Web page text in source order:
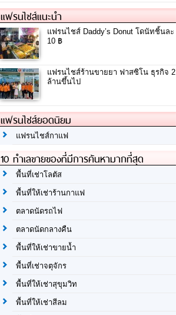
แฟรนไชส์แนะนำ
แฟรนไชส์ Daddy’s Donut โดนัทชิ้นละ
10 ฿
แฟรนไชส์ร้านขายยา ฟาสซิโน ธุรกิจ 2
ล้านขึ้นไป
แฟรนไชส์ยอดนิยม
แฟรนไชส์กาแฟ
10 ทำเลขายของที่มีการค้นหามากที่สุด
พื้นที่เช่าโลตัส
พื้นที่ให้เช่าร้านกาแฟ
ตลาดนัดรถไฟ
ตลาดนัดกลางคืน
พื้นที่ให้เช่าขายน้ำ
พื้นที่เช่าจตุจักร
พื้นที่ให้เช่าสุขุมวิท
พื้นที่ให้เช่าสีลม